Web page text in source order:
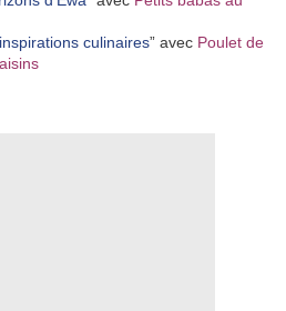
culinaires” avec Poulet de